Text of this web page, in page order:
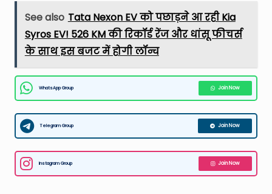
See also Tata Nexon EV को पछाड़ने आ रही Kia
Syros EV! 526 KM की रिकॉर्ड रेंज और धांसू फीचर्स
के साथ इस बजट में होगी लॉन्च
WhatsApp Group Join Now
Telegram Group Join Now
Instagram Group Join Now